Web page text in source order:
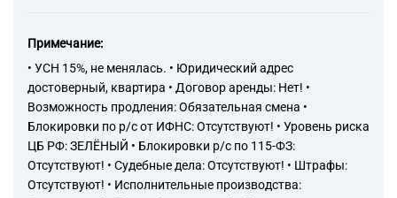
Примечание:
• УСН 15%, не менялась. • Юридический адрес
достоверный, квартира • Договор аренды: Нет! •
Возможность продления: Обязательная смена •
Блокировки по р/с от ИФНС: Отсутствуют! • Уровень риска
ЦБ РФ: ЗЕЛЁНЫЙ • Блокировки р/с по 115-ФЗ:
Отсутствуют! • Судебные дела: Отсутствуют! • Штрафы:
Отсутствуют! • Исполнительные производства: